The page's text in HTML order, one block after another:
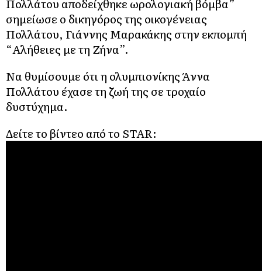
Πολλάτου αποδείχθηκε ωρολογιακή βόμβα”
σημείωσε ο δικηγόρος της οικογένειας
Πολλάτου, Γιάννης Μαρακάκης στην εκπομπή
“Αλήθειες με τη Ζήνα”.
Να θυμίσουμε ότι η ολυμπιονίκης Άννα
Πολλάτου έχασε τη ζωή της σε τροχαίο
δυστύχημα.
Δείτε το βίντεο από το STAR: